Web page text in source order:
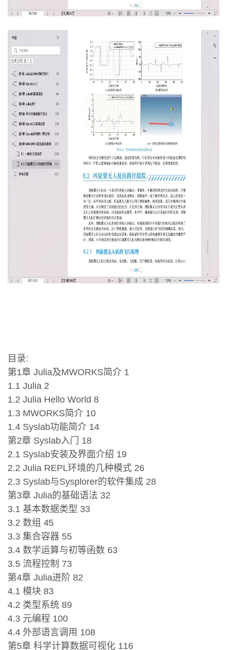
目录:
第1章 Julia及MWORKS简介 1
1.1 Julia 2
1.2 Julia Hello World 8
1.3 MWORKS简介 10
1.4 Syslab功能简介 14
第2章 Syslab入门 18
2.1 Syslab安装及界面介绍 19
2.2 Julia REPL环境的几种模式 26
2.3 Syslab与Sysplorer的软件集成 28
第3章 Julia的基础语法 32
3.1 基本数据类型 33
3.2 数组 45
3.3 集合容器 55
3.4 数学运算与初等函数 63
3.5 流程控制 73
第4章 Julia进阶 82
4.1 模块 83
4.2 类型系统 89
4.3 元编程 100
4.4 外部语言调用 108
第5章 科学计算数据可视化 116